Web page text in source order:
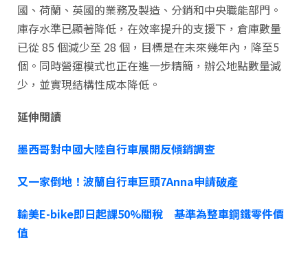
國、荷蘭、英國的業務及製造、分銷和中央職能部門。
庫存水準已顯著降低，在效率提升的支援下，倉庫數量
已從 85 個減少至 28 個，目標是在未來幾年內，降至5
個。同時營運模式也正在進一步精簡，辦公地點數量減
少，並實現結構性成本降低。
延伸閱讀
墨西哥對中國大陸自行車展開反傾銷調查
又一家倒地！波蘭自行車巨頭7Anna申請破產
輸美E-bike即日起課50%關稅 基準為整車鋼鐵零件價
值